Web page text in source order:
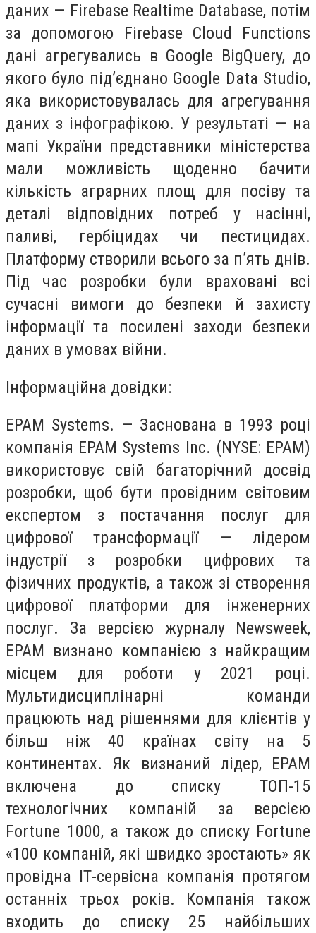
даних — Firebase Realtime Database, потім
за допомогою Firebase Cloud Functions
дані агрегувались в Google BigQuery, до
якого було під’єднано Google Data Studio,
яка використовувалась для агрегування
даних з інфографікою. У результаті — на
мапі України представники міністерства
мали можливість щоденно бачити
кількість аграрних площ для посіву та
деталі відповідних потреб у насінні,
паливі, гербіцидах чи пестицидах.
Платформу створили всього за п’ять днів.
Під час розробки були враховані всі
сучасні вимоги до безпеки й захисту
інформації та посилені заходи безпеки
даних в умовах війни.
Інформаційна довідки:
EPAM Systems. — Заснована в 1993 році
компанія EPAM Systems Inc. (NYSE: EPAM)
використовує свій багаторічний досвід
розробки, щоб бути провідним світовим
експертом з постачання послуг для
цифрової трансформації — лідером
індустрії з розробки цифрових та
фізичних продуктів, а також зі створення
цифрової платформи для інженерних
послуг. За версією журналу Newsweek,
ЕРАМ визнано компанією з найкращим
місцем для роботи у 2021 році.
Мультидисциплінарні команди
працюють над рішеннями для клієнтів у
більш ніж 40 країнах світу на 5
континентах. Як визнаний лідер, ЕРАМ
включена до списку ТОП-15
технологічних компаній за версією
Fortune 1000, а також до списку Fortune
«100 компаній, які швидко зростають» як
провідна ІТ-сервісна компанія протягом
останніх трьох років. Компанія також
входить до списку 25 найбільших